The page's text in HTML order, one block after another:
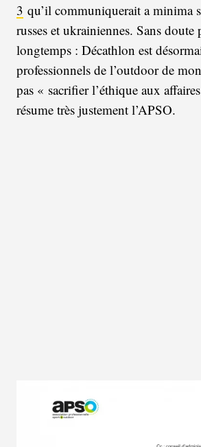
3 qu’il communiquerait a minima
russes et ukrainiennes. Sans doute
longtemps : Décathlon est
professionnels de l’outdoor de
pas « sacrifier l’éthique aux
résume très justement l’APSO.